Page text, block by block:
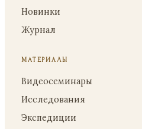
Новинки
Журнал
МАТЕРИАЛЫ
Видеосеминары
Исследования
Экспедиции